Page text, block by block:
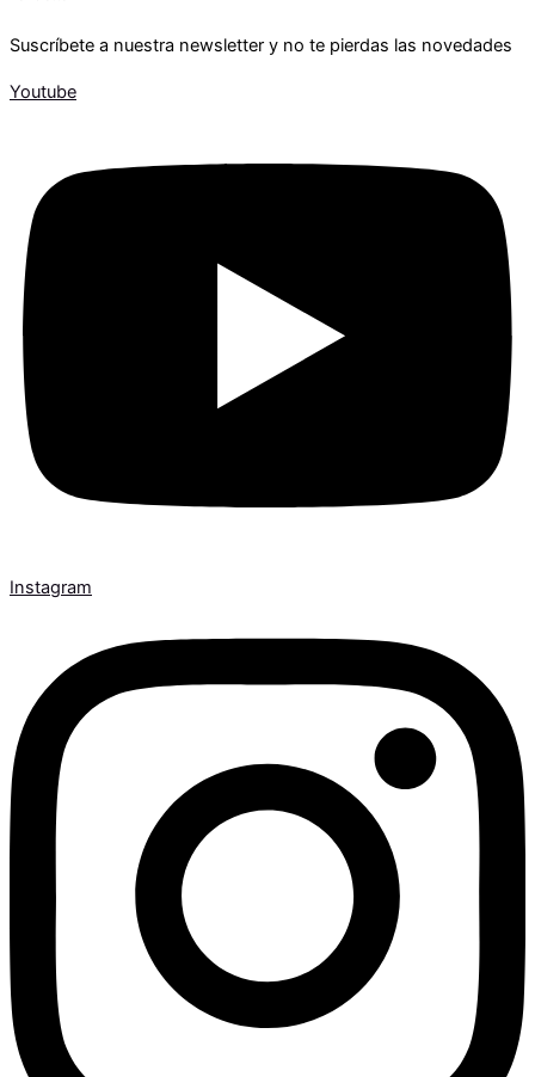
Suscríbete a nuestra newsletter y no te pierdas las novedades
Youtube
Instagram